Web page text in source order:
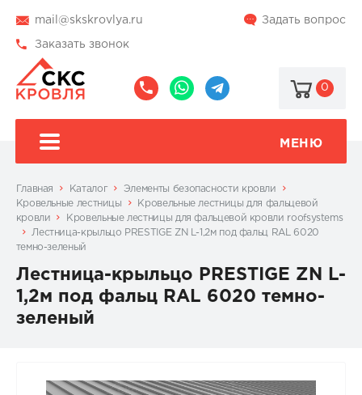
mail@skskrovlya.ru Задать вопрос
Заказать звонок
0
МЕНЮ
Главная Каталог
Элементы безопасности кровли
Кровельные лестницы
Кровельные лестницы для фальцевой
кровли
Кровельные лестницы для фальцевой кровли roofsystems
Лестница-крыльцо PRESTIGE ZN L-1,2м под фальц RAL 6020
темно-зеленый
Лестница-крыльцо PRESTIGE ZN L-
1,2м под фальц RAL 6020 темно-
зеленый